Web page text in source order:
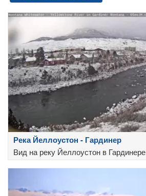
Река Йеллоустон - Гардинер
Вид на реку Йеллоустон в Гардинере